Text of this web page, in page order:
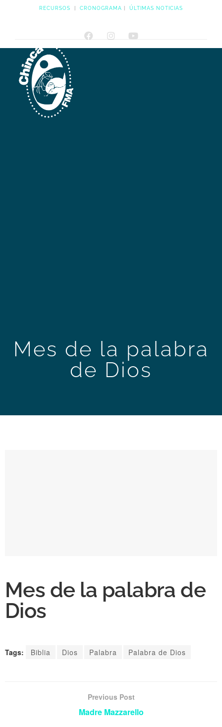
RECURSOS CRONOGRAMA ÚLTIMAS NOTICIAS
Mes de la palabra
de Dios
Mes de la palabra de
Dios
Tags: Biblia Dios Palabra Palabra de Dios
Previous Post
Madre Mazzarello